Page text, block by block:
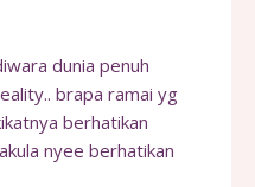
dunia penuh
brapa ramai yg
berhatikan
nyee berhatikan